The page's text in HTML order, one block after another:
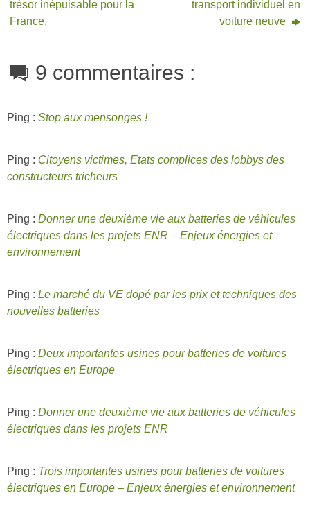
trésor inépuisable pour la
France.
transport individuel en
voiture neuve
9 commentaires :
Ping : Stop aux mensonges !
Ping : Citoyens victimes, Etats complices des lobbys des
constructeurs tricheurs
Ping : Donner une deuxième vie aux batteries de véhicules
électriques dans les projets ENR – Enjeux énergies et
environnement
Ping : Le marché du VE dopé par les prix et techniques des
nouvelles batteries
Ping : Deux importantes usines pour batteries de voitures
électriques en Europe
Ping : Donner une deuxième vie aux batteries de véhicules
électriques dans les projets ENR
Ping : Trois importantes usines pour batteries de voitures
électriques en Europe – Enjeux énergies et environnement